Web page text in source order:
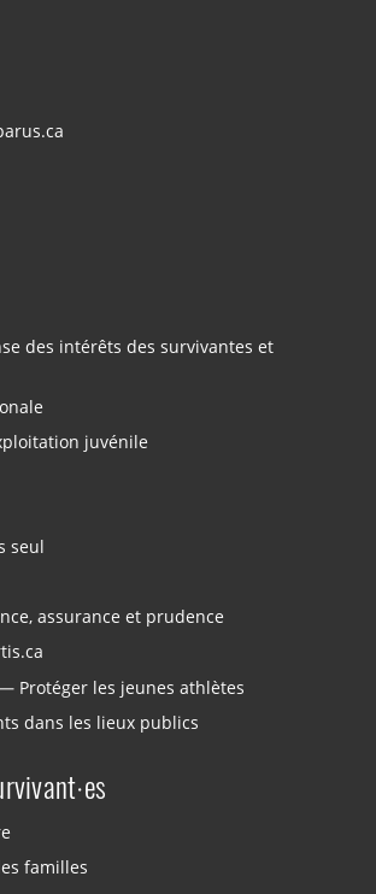
des intérêts des survivantes et
juvénile
seul
assurance et prudence
Protéger les jeunes athlètes
dans les lieux publics
familles